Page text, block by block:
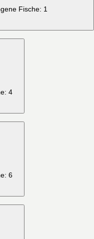
Fische: 1
4
6